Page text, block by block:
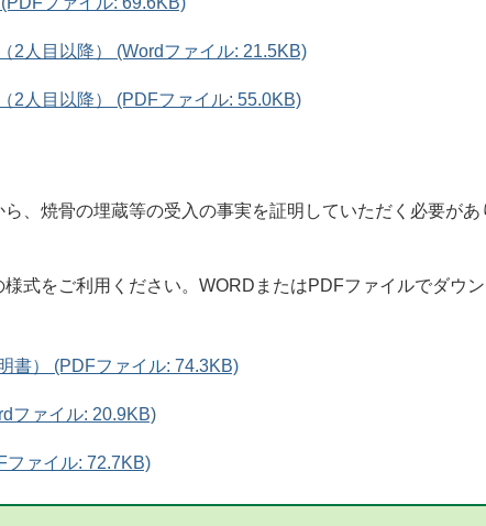
2人目以降） (Wordファイル: 21.5KB)
2人目以降） (PDFファイル: 55.0KB)
、焼骨の埋蔵等の受入の事実を証明していただく必要があ
式をご利用ください。WORDまたはPDFファイルでダウ
書） (PDFファイル: 74.3KB)
ファイル: 20.9KB)
ファイル: 72.7KB)